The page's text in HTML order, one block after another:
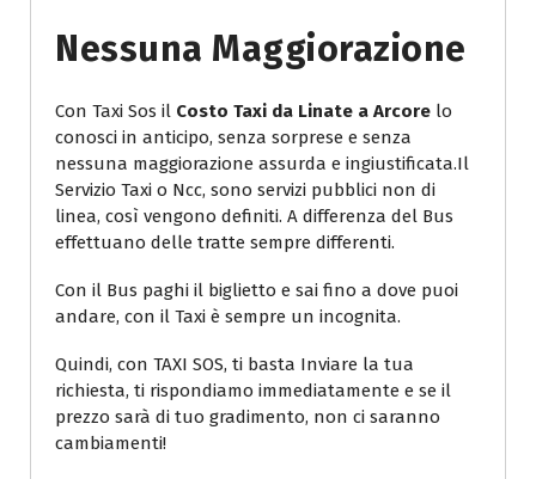
Nessuna Maggiorazione
Con Taxi Sos il Costo Taxi da Linate a Arcore lo
conosci in anticipo, senza sorprese e senza
nessuna maggiorazione assurda e ingiustificata.Il
Servizio Taxi o Ncc, sono servizi pubblici non di
linea, così vengono definiti. A differenza del Bus
effettuano delle tratte sempre differenti.
Con il Bus paghi il biglietto e sai fino a dove puoi
andare, con il Taxi è sempre un incognita.
Quindi, con TAXI SOS, ti basta Inviare la tua
richiesta, ti rispondiamo immediatamente e se il
prezzo sarà di tuo gradimento, non ci saranno
cambiamenti!